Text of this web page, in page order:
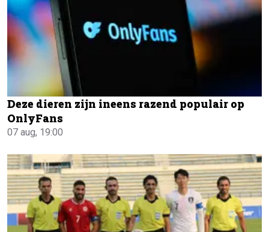
Deze dieren zijn ineens razend populair op
OnlyFans
07 aug, 19:00